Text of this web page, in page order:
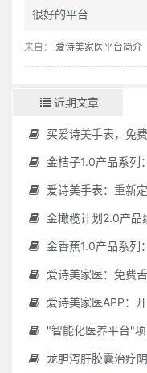
很好的平台
来自： 爱诗美家医平台简介
近期文章
买爱诗美手表，免费赠送
金桔子1.0产品系列：家医AI慢
爱诗美手表：重新
金橄榄计划2.0产品组合系列：健康分布
金香蕉1.0产品系列：爱诗美家医
爱诗美家医：免费
爱诗美家医APP：开启智能
"智能化医养平台"项
龙胆泻肝胶囊治疗阴囊